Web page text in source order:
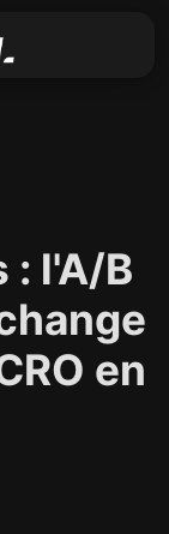
: l'A/B
en